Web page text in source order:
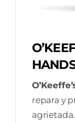
repara y